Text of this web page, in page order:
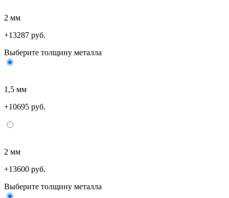
2 мм
+13287 руб.
Выберите толщину металла
1,5 мм
+10695 руб.
2 мм
+13600 руб.
Выберите толщину металла